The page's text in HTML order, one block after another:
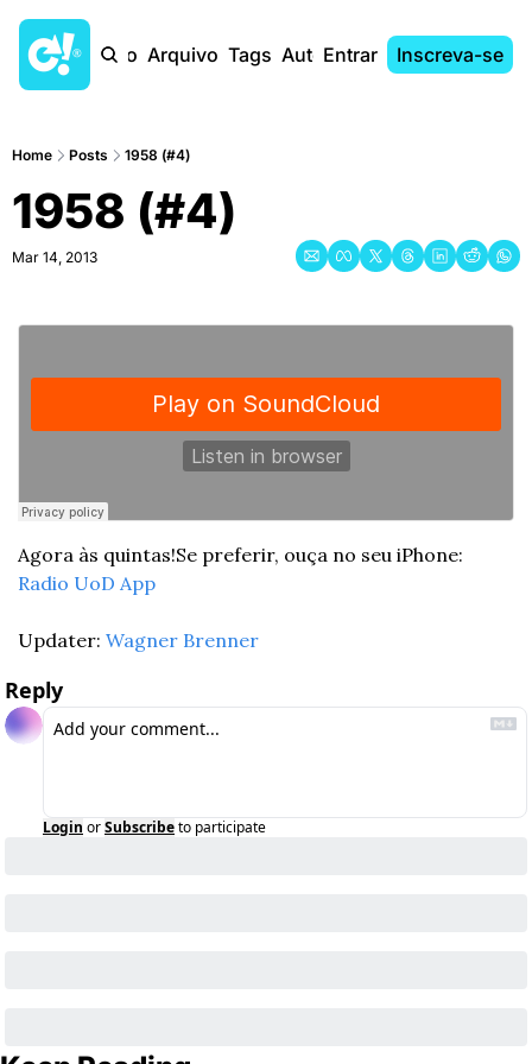
Início Arquivo Tags AutoresEntrar Inscreva-se
Home Posts 1958 (#4)
1958 (#4)
Mar 14, 2013
Agora às quintas!
Radio UoD App
Updater: Wagner Brenner
Reply
Login orSubscribeto participate